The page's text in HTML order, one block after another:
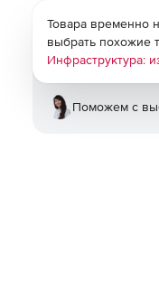
Товара временно
выбрать похожие
Инфраструктура:
Поможем с